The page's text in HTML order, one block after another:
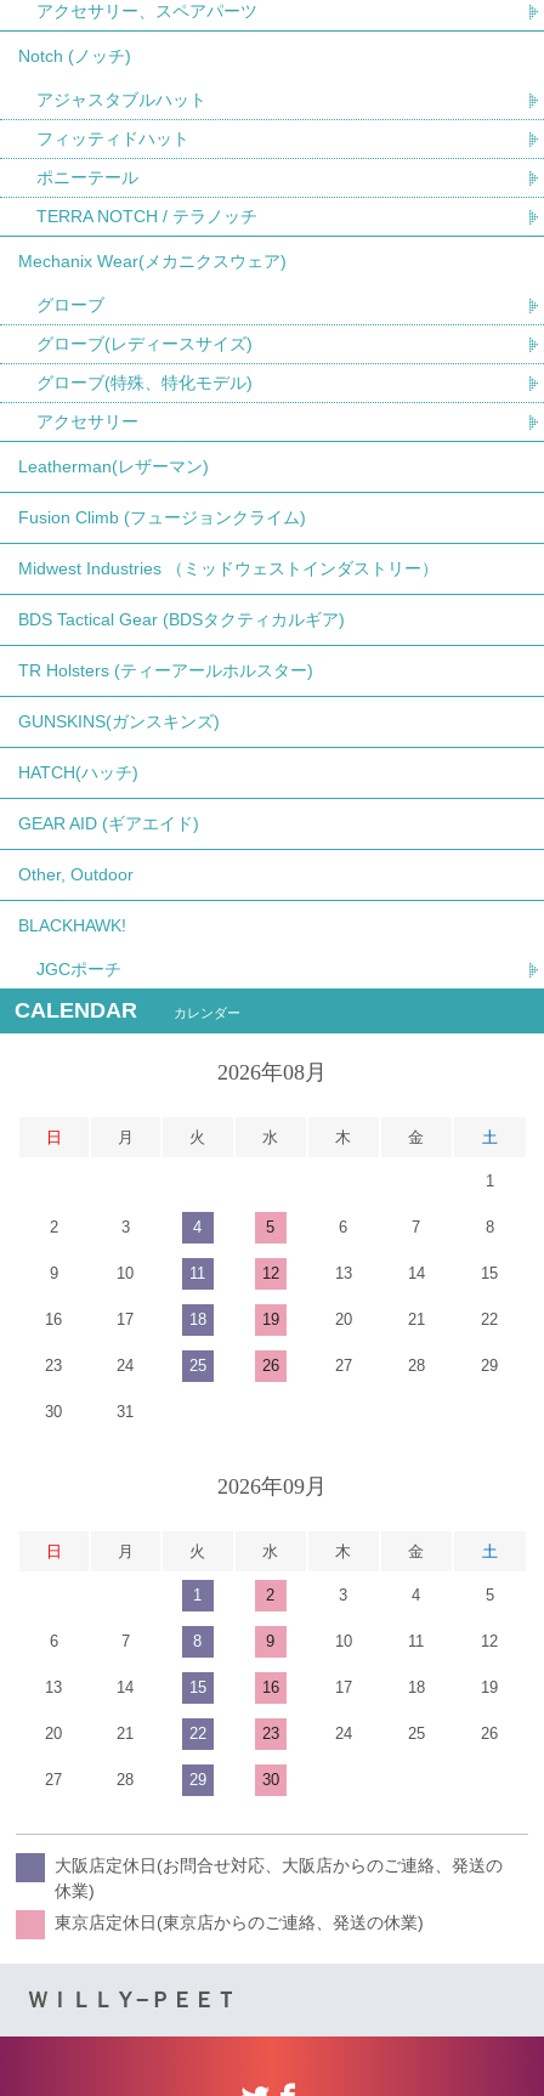
アクセサリー、スペアパーツ
Notch (ノッチ)
アジャスタブルハット
フィッティドハット
ポニーテール
TERRA NOTCH / テラノッチ
Mechanix Wear(メカニクスウェア)
グローブ
グローブ(レディースサイズ)
グローブ(特殊、特化モデル)
アクセサリー
Leatherman(レザーマン)
Fusion Climb (フュージョンクライム)
Midwest Industries （ミッドウェストインダストリー）
BDS Tactical Gear (BDSタクティカルギア)
TR Holsters (ティーアールホルスター)
GUNSKINS(ガンスキンズ)
HATCH(ハッチ)
GEAR AID (ギアエイド)
Other, Outdoor
BLACKHAWK!
JGCポーチ
CALENDAR カレンダー
2026年08月
日 月 火 水 木 金 土
1
2 3 4 5 6 7 8
9 10 11 12 13 14 15
16 17 18 19 20 21 22
23 24 25 26 27 28 29
30 31
2026年09月
日 月 火 水 木 金 土
1 2 3 4 5
6 7 8 9 10 11 12
13 14 15 16 17 18 19
20 21 22 23 24 25 26
27 28 29 30
大阪店定休日(お問合せ対応、大阪店からのご連絡、発送の
休業)
東京店定休日(東京店からのご連絡、発送の休業)
ＷＩＬＬＹ−ＰＥＥＴ